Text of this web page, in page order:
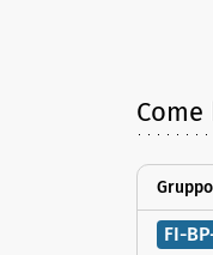
Gruppo
FI-